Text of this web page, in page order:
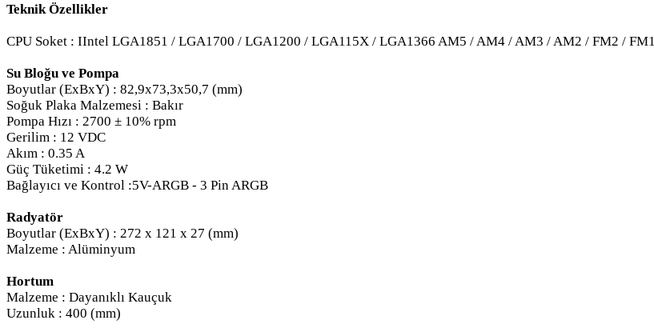
Teknik Özellikler
CPU Soket : IIntel LGA1851 / LGA1700 / LGA1200 / LGA115X / LGA1366 AM5 / AM4 / AM3 / AM2 / FM2 / FM1
Su Bloğu ve Pompa
Boyutlar (ExBxY) : 82,9x73,3x50,7 (mm)
Soğuk Plaka Malzemesi : Bakır
Pompa Hızı : 2700 ± 10% rpm
Gerilim : 12 VDC
Akım : 0.35 A
Güç Tüketimi : 4.2 W
Bağlayıcı ve Kontrol :5V-ARGB - 3 Pin ARGB
Radyatör
Boyutlar (ExBxY) : 272 x 121 x 27 (mm)
Malzeme : Alüminyum
Hortum
Malzeme : Dayanıklı Kauçuk
Uzunluk : 400 (mm)